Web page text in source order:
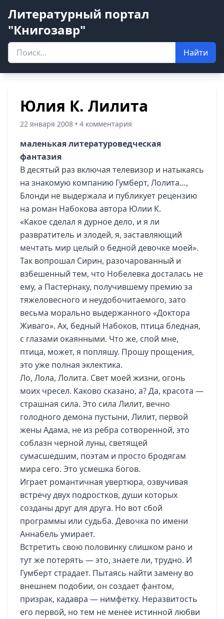
Литературный портал
"Книгозавр"
Найти
Юлия К. Лилита
22 января 2008 • 4 комментария
маленькая литературоведческая
фантазия
В десятый раз включая телевизор и натыкаясь
на знакомую компанию Гумберт, Лолита…,
Блонди не выдержала и публикует рецензию
на роман Набокова автора Юлии К.
«Какое сделал я дурное дело, и я ли
развратитель и злодей, я, заставляющий
мечтать мир целый о бедной девочке моей».
Так вопрошал Сирин, разочарованный и
взбешенный тем, что Нобелевка досталась не
ему, а Пастернаку, получившему премию за
тяжеловесного и неудобочитаемого, зато
весьма морально выдержанного «Доктора
Живаго». Ах, бедный Набоков, птица бледная,
с глазами окаянными. Что же, спой мне,
птица, может, я попляшу. Прошу прощения,
это уже полная эклектика.
Ло, Лола, Лолита. Свет моей жизни, огонь
моих чресел. Каково сказано, а? Да, красота —
страшная сила. Это сила Лилит, вечно
голодного демона пустыни, Лилит, первой
жены Адама, не из ребра сотворенной, это
соблазн черной луны, светящей
сумасшедшим, поэтам и просто бродягам
мира сего. Это усмешка богов.
Играет романтичная увертюра, озвучивая
встречу двух подростков, души которых
созданы друг для друга. Но вот сбой
программы или судьба. Девочка по имени
Аннабель умирает.
Встретить свою половинку слишком рано и
тут же потерять — это, знаете ли, трудно. И
Гумберт страдает. Пытаясь найти замену во
внешнем подобии, он создает фантом,
призрак, кадавра — нимфетку. Неразвитость
его первой, но тем не менее истинной любви